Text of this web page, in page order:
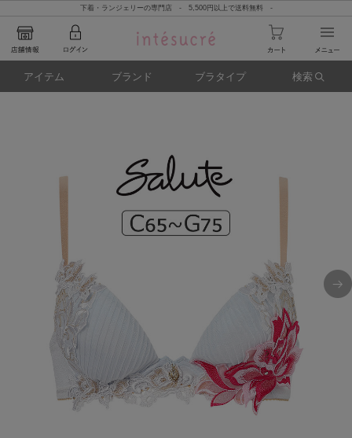
下着・ランジェリーの専門店 - 5,500円以上で送料無料 -
アイテム ブランド ブラタイプ 検索